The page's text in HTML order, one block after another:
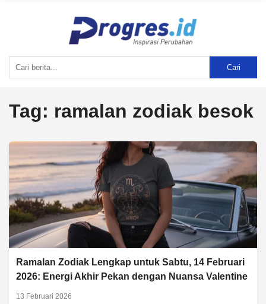
Cari
Tag: ramalan zodiak besok
Ramalan Zodiak Lengkap untuk Sabtu, 14 Februari
2026: Energi Akhir Pekan dengan Nuansa Valentine
13 Februari 2026